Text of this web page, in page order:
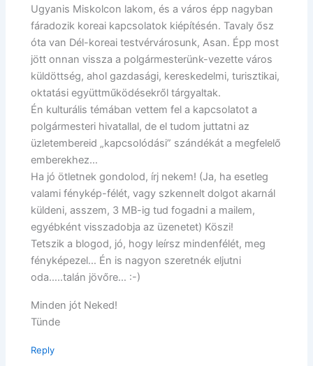
Ugyanis Miskolcon lakom, és a város épp nagyban
fáradozik koreai kapcsolatok kiépítésén. Tavaly ősz
óta van Dél-koreai testvérvárosunk, Asan. Épp most
jött onnan vissza a polgármesterünk-vezette város
küldöttség, ahol gazdasági, kereskedelmi, turisztikai,
oktatási együttműködésekről tárgyaltak.
Én kulturális témában vettem fel a kapcsolatot a
polgármesteri hivatallal, de el tudom juttatni az
üzletembereid „kapcsolódási” szándékát a megfelelő
emberekhez…
Ha jó ötletnek gondolod, írj nekem! (Ja, ha esetleg
valami fénykép-félét, vagy szkennelt dolgot akarnál
küldeni, asszem, 3 MB-ig tud fogadni a mailem,
egyébként visszadobja az üzenetet) Köszi!
Tetszik a blogod, jó, hogy leírsz mindenfélét, meg
fényképezel… Én is nagyon szeretnék eljutni
oda…..talán jövőre… :-)
Minden jót Neked!
Tünde
Reply